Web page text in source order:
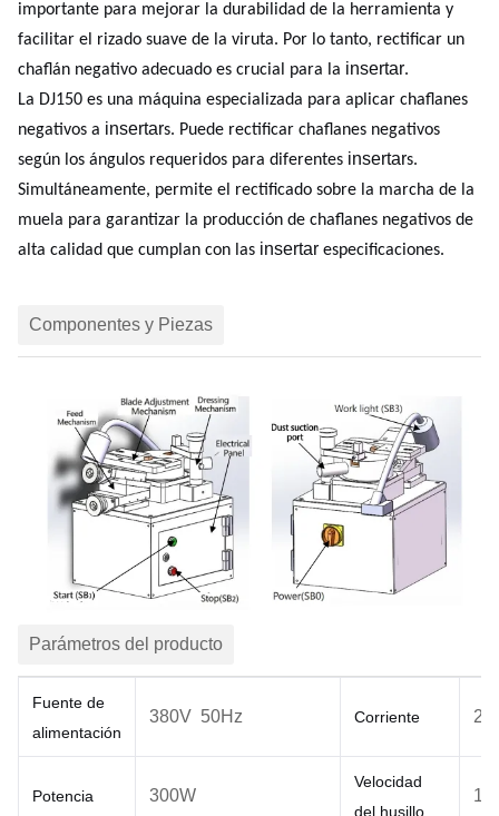
importante para mejorar la durabilidad de la herramienta y
facilitar el rizado suave de la viruta. Por lo tanto, rectificar un
chaflán negativo adecuado es crucial para la insertar.
La DJ150 es una máquina especializada para aplicar chaflanes
negativos a insertars. Puede rectificar chaflanes negativos
según los ángulos requeridos para diferentes insertars.
Simultáneamente, permite el rectificado sobre la marcha de la
muela para garantizar la producción de chaflanes negativos de
alta calidad que cumplan con las insertar especificaciones.
Componentes y Piezas
Parámetros del producto
Fuente de
alimentación
380V 50Hz Corriente 2A
Potencia 300W
Velocidad
del husillo